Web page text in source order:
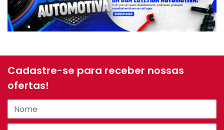
Cadastre-se para receber nossas
ofertas!